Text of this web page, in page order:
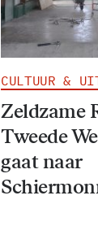
CULTUUR &
Zeldzame
Tweede
gaat naar